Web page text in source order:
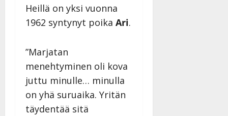
Heillä on yksi vuonna
1962 syntynyt poika Ari.
”Marjatan
menehtyminen oli kova
juttu minulle… minulla
on yhä suruaika. Yritän
täydentää sitä